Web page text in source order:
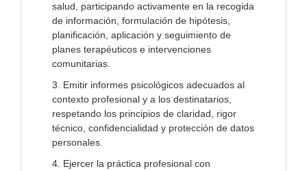
salud, participando activamente en la recogida
de información, formulación de hipótesis,
planificación, aplicación y seguimiento de
planes terapéuticos e intervenciones
comunitarias.
3. Emitir informes psicológicos adecuados al
contexto profesional y a los destinatarios,
respetando los principios de claridad, rigor
técnico, confidencialidad y protección de datos
personales.
4. Ejercer la práctica profesional con